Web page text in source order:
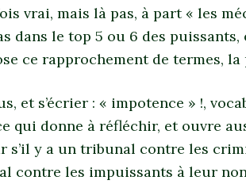
vrai, mais là pas, à part « les
dans le top 5 ou 6 des
ce rapprochement de termes,
et s’écrier : « impotence » !,
qui donne à réfléchir, et ouvre
s’il y a un tribunal contre les
contre les impuissants à leur